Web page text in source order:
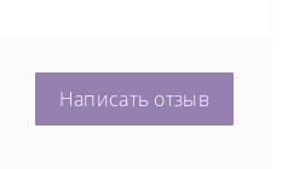
Написать отзыв